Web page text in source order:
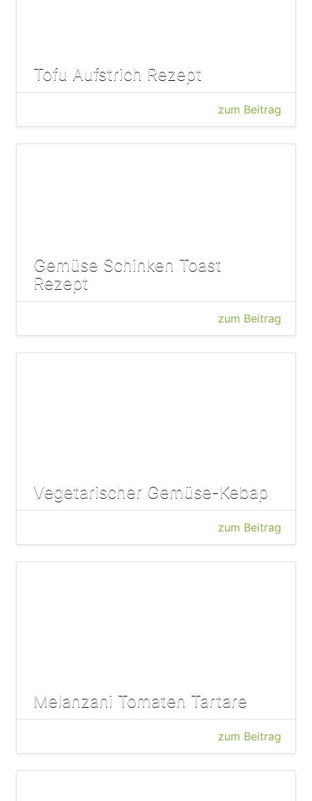
Tofu Aufstrich Rezept
zum Beitrag
Gemüse Schinken Toast
Rezept
zum Beitrag
Vegetarischer Gemüse-Kebap
zum Beitrag
Melanzani Tomaten Tartare
zum Beitrag